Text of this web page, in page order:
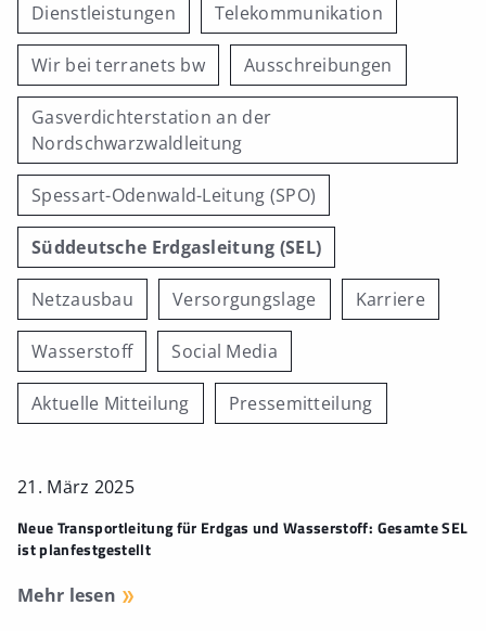
Dienstleistungen Telekommunikation
Wir bei terranets bw Ausschreibungen
Gasverdichterstation an der
Nordschwarzwaldleitung
Spessart-Odenwald-Leitung (SPO)
Süddeutsche Erdgasleitung (SEL)
Netzausbau Versorgungslage Karriere
Wasserstoff Social Media
Aktuelle Mitteilung Pressemitteilung
21. März 2025
Neue Transportleitung für Erdgas und Wasserstoff: Gesamte SEL
ist planfestgestellt
Mehr lesen